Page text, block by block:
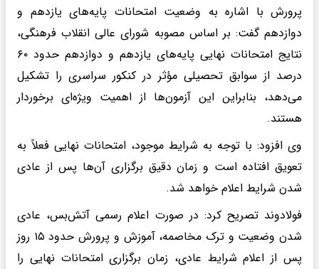
پرورش با اشاره به وضعیت امتحانات پایه‌های یازدهم و
دوازدهم گفت: بر اساس مصوبه شورای عالی انقلاب فرهنگی،
نتایج امتحانات نهایی پایه‌های یازدهم و دوازدهم حدود ۶۰
درصد از سوابق تحصیلی مؤثر در کنکور سراسری را تشکیل
می‌دهد، بنابراین این آزمون‌ها از اهمیت ویژه‌ای برخوردار
هستند.
وی افزود: با توجه به شرایط موجود، امتحانات نهایی فعلاً به
تعویق افتاده است و زمان دقیق برگزاری آن‌ها پس از عادی
شدن شرایط اعلام خواهد شد.
فولادوند تصریح کرد: در صورت اعلام رسمی آتش‌بس، عادی
شدن وضعیت و ترک مخاصمه، آموزش و پرورش حدود ۱۵ روز
پس از اعلام شرایط عادی، زمان برگزاری امتحانات نهایی را